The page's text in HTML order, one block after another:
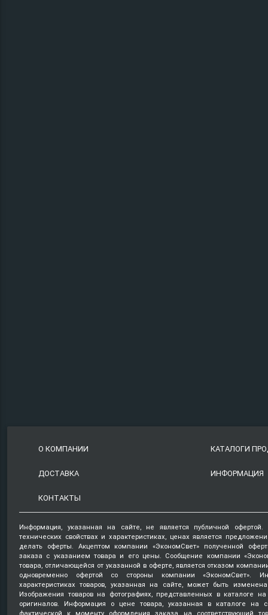
О КОМПАНИИ КАТАЛОГИ
ДОСТАВКА ИНФОРМАЦИЯ
КОНТАКТЫ
Информация, указанная на сайте, не является публичной
технических свойствах и характеристиках, ценах является
делать оферты. Акцептом компании «ЭкономСвет» полученной
заказа с указанием товара и его цены. Сообщение компании
товара, отличающейся от указанной в оферте, является отказом
одновременно офертой со стороны компании «ЭкономСвет».
характеристиках товаров, указанная на сайте, может быть
Изображения товаров на фотографиях, представленных в каталоге на
оригиналов. Информация о цене товара, указанная в каталоге на